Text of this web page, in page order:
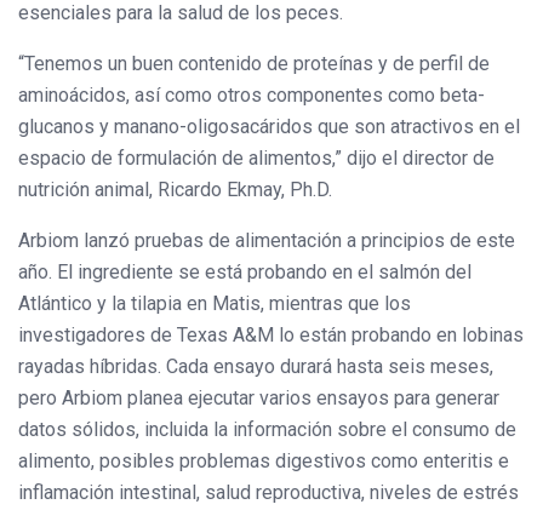
esenciales para la salud de los peces.
“Tenemos un buen contenido de proteínas y de perfil de
aminoácidos, así como otros componentes como beta-
glucanos y manano-oligosacáridos que son atractivos en el
espacio de formulación de alimentos,” dijo el director de
nutrición animal, Ricardo Ekmay, Ph.D.
Arbiom lanzó pruebas de alimentación a principios de este
año. El ingrediente se está probando en el salmón del
Atlántico y la tilapia en Matis, mientras que los
investigadores de Texas A&M lo están probando en lobinas
rayadas híbridas. Cada ensayo durará hasta seis meses,
pero Arbiom planea ejecutar varios ensayos para generar
datos sólidos, incluida la información sobre el consumo de
alimento, posibles problemas digestivos como enteritis e
inflamación intestinal, salud reproductiva, niveles de estrés